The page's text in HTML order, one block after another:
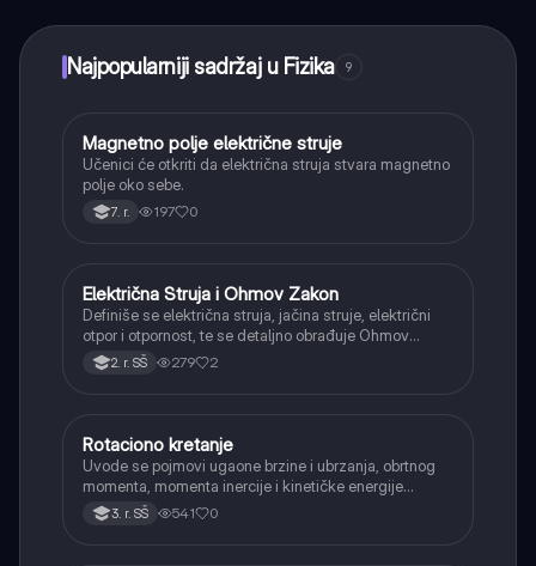
Najpopularniji sadržaj u Fizika 9
Fizika
Magnetno polje električne struje
Učenici će otkriti da električna struja stvara magnetno
polje oko sebe.
7. r. 197 0
Fizika
Električna Struja i Ohmov Zakon
Definiše se električna struja, jačina struje, električni
otpor i otpornost, te se detaljno obrađuje Ohmov
zakon za deo i celo električno kolo.
2. r. SŠ 279 2
Fizika
Rotaciono kretanje
Uvode se pojmovi ugaone brzine i ubrzanja, obrtnog
momenta, momenta inercije i kinetičke energije
rotacije.
3. r. SŠ 541 0